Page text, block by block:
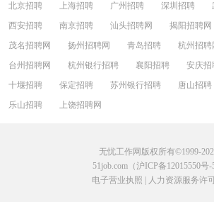
北京招聘 上海招聘 广州招聘 深圳招聘
西安招聘
南京招聘 汕头招聘网 揭阳招聘网
茂名招聘网
扬州招聘网 青岛招聘 杭州招聘
台州招聘网
杭州银行招聘 襄阳招聘 安庆招
十堰招聘
保定招聘 苏州银行招聘 唐山招聘
乐山招聘
上饶招聘网
无忧工作网版权所有©1999-
51job.com（沪ICP备12015550号-5
电子营业执照
人力资源服务许